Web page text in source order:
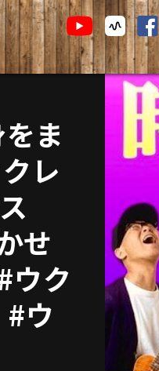
ま
レ
せ
ウク
ウ